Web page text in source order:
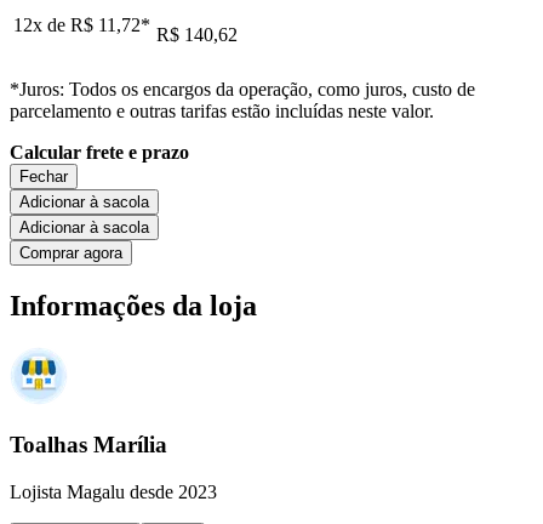
12x de R$ 11,72* R$ 140,62
*Juros: Todos os encargos da operação, como juros, custo de
parcelamento e outras tarifas estão incluídas neste valor.
Calcular frete e prazo
Fechar
Adicionar à sacola
Adicionar à sacola
Comprar agora
Informações da loja
Toalhas Marília
Lojista Magalu desde 2023